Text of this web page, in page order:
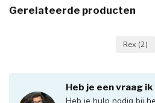
Gerelateerde producten
Rex (2)
Heb je een vraag